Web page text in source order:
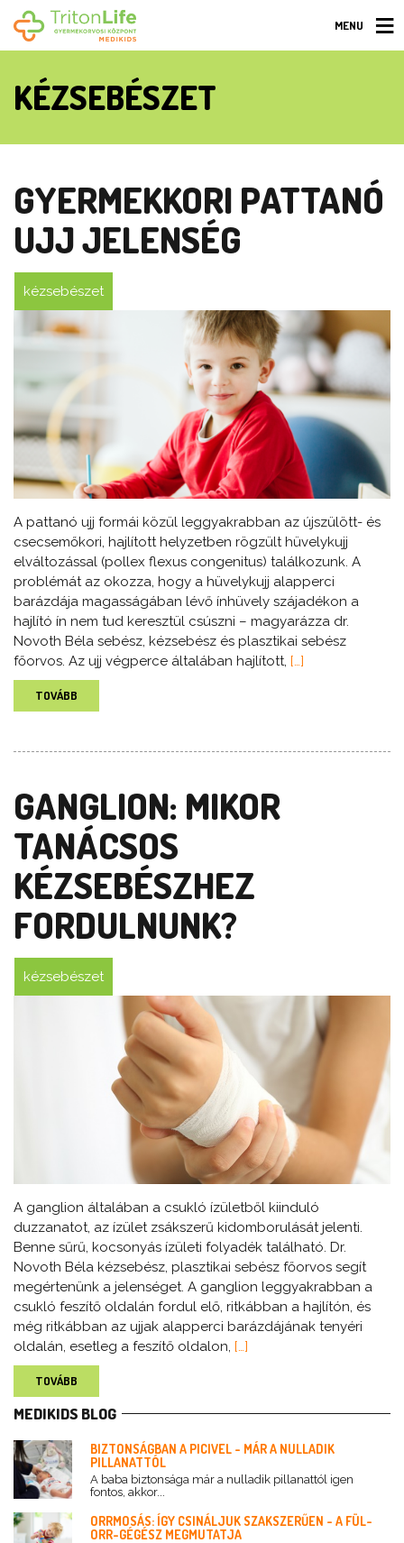
MENU
KÉZSEBÉSZET
GYERMEKKORI PATTANÓ
UJJ JELENSÉG
kézsebészet
A pattanó ujj formái közül leggyakrabban az újszülött- és
csecsemőkori, hajlított helyzetben rögzült hüvelykujj
elváltozással (pollex flexus congenitus) találkozunk. A
problémát az okozza, hogy a hüvelykujj alapperci
barázdája magasságában lévő ínhüvely szájadékon a
hajlító ín nem tud keresztül csúszni – magyarázza dr.
Novoth Béla sebész, kézsebész és plasztikai sebész
főorvos. Az ujj végperce általában hajlított, […]
TOVÁBB
GANGLION: MIKOR
TANÁCSOS
KÉZSEBÉSZHEZ
FORDULNUNK?
kézsebészet
A ganglion általában a csukló ízületből kiinduló
duzzanatot, az ízület zsákszerű kidomborulását jelenti.
Benne sűrű, kocsonyás ízületi folyadék található. Dr.
Novoth Béla kézsebész, plasztikai sebész főorvos segít
megértenünk a jelenséget. A ganglion leggyakrabban a
csukló feszítő oldalán fordul elő, ritkábban a hajlítón, és
még ritkábban az ujjak alapperci barázdájának tenyéri
oldalán, esetleg a feszítő oldalon, […]
TOVÁBB
MEDIKIDS BLOG
BIZTONSÁGBAN A PICIVEL - MÁR A NULLADIK
PILLANATTÓL
A baba biztonsága már a nulladik pillanattól igen
fontos, akkor...
ORRMOSÁS: ÍGY CSINÁLJUK SZAKSZERŰEN - A FÜL-
ORR-GÉGÉSZ MEGMUTATJA